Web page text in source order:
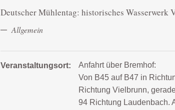
Deutscher Mühlentag: historisches Wasserwerk
Allgemein
Veranstaltungsort:
Anfahrt über Bremhof:
Von B45 auf B47 in
Richtung Vielbrunn,
94 Richtung Laudenbach.